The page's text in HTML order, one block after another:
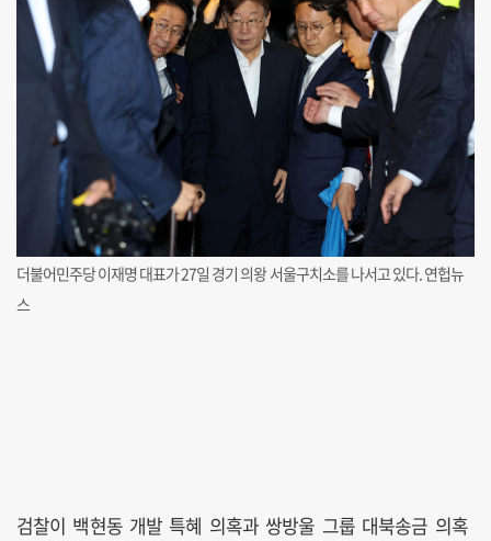
더불어민주당 이재명 대표가 27일 경기 의왕 서울구치소를 나서고 있다. 연헙뉴
스
검찰이 백현동 개발 특혜 의혹과 쌍방울 그룹 대북송금 의혹